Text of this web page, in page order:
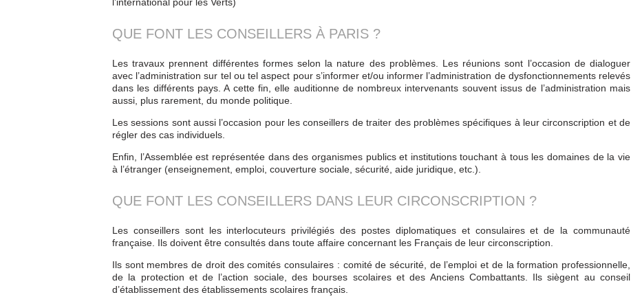
QUE FONT LES CONSEILLERS À PARIS ?
Les travaux prennent différentes formes selon la nature des problèmes. Les réunions sont l’occasion de dialoguer
avec l’administration sur tel ou tel aspect pour s’informer et/ou informer l’administration de dysfonctionnements relevés
dans les différents pays. A cette fin, elle auditionne de nombreux intervenants souvent issus de l’administration mais
aussi, plus rarement, du monde politique.
Les sessions sont aussi l’occasion pour les conseillers de traiter des problèmes spécifiques à leur circonscription et de
régler des cas individuels.
Enfin, l’Assemblée est représentée dans des organismes publics et institutions touchant à tous les domaines de la vie
à l’étranger (enseignement, emploi, couverture sociale, sécurité, aide juridique, etc.).
QUE FONT LES CONSEILLERS DANS LEUR CIRCONSCRIPTION ?
Les conseillers sont les interlocuteurs privilégiés des postes diplomatiques et consulaires et de la communauté
française. Ils doivent être consultés dans toute affaire concernant les Français de leur circonscription.
Ils sont membres de droit des comités consulaires : comité de sécurité, de l’emploi et de la formation professionnelle,
de la protection et de l’action sociale, des bourses scolaires et des Anciens Combattants. Ils siègent au conseil
d’établissement des établissements scolaires français.